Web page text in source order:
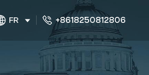
FR +8618250812806